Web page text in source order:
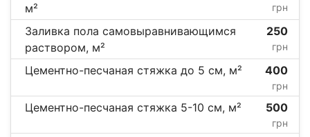
м²
грн
Заливка пола самовыравнивающимся
раствором, м²
250
грн
Цементно-песчаная стяжка до 5 см, м² 400
грн
Цементно-песчаная стяжка 5-10 см, м² 500
грн